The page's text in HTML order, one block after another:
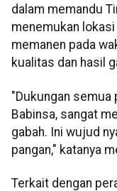
dalam memandu
menemukan
memanen pada
kualitas dan hasil
"Dukungan semua
Babinsa, sangat
gabah. Ini wujud
pangan," katanya
Terkait dengan